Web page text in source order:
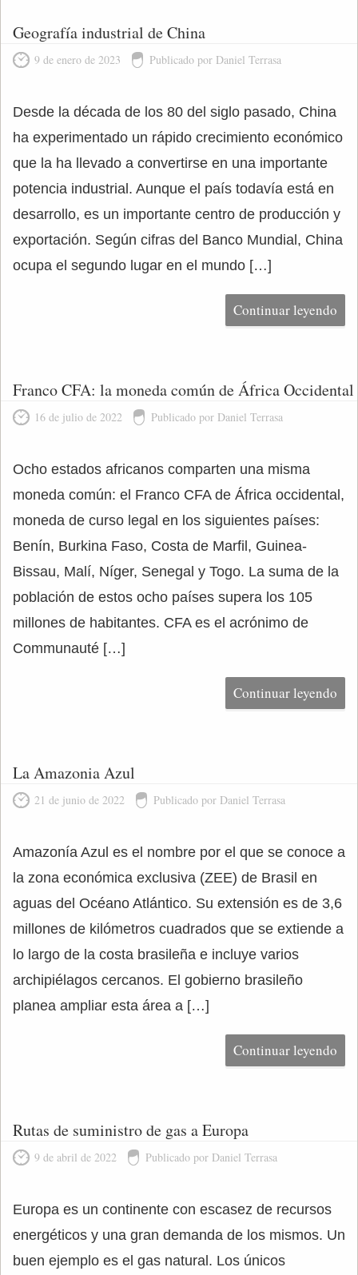
Geografía industrial de China
9 de enero de 2023 Publicado por Daniel Terrasa
Desde la década de los 80 del siglo pasado, China
ha experimentado un rápido crecimiento económico
que la ha llevado a convertirse en una importante
potencia industrial. Aunque el país todavía está en
desarrollo, es un importante centro de producción y
exportación. Según cifras del Banco Mundial, China
ocupa el segundo lugar en el mundo […]
Continuar leyendo
Franco CFA: la moneda común de África Occidental
16 de julio de 2022 Publicado por Daniel Terrasa
Ocho estados africanos comparten una misma
moneda común: el Franco CFA de África occidental,
moneda de curso legal en los siguientes países:
Benín, Burkina Faso, Costa de Marfil, Guinea-
Bissau, Malí, Níger, Senegal y Togo. La suma de la
población de estos ocho países supera los 105
millones de habitantes. CFA es el acrónimo de
Communauté […]
Continuar leyendo
La Amazonia Azul
21 de junio de 2022 Publicado por Daniel Terrasa
Amazonía Azul es el nombre por el que se conoce a
la zona económica exclusiva (ZEE) de Brasil en
aguas del Océano Atlántico. Su extensión es de 3,6
millones de kilómetros cuadrados que se extiende a
lo largo de la costa brasileña e incluye varios
archipiélagos cercanos. El gobierno brasileño
planea ampliar esta área a […]
Continuar leyendo
Rutas de suministro de gas a Europa
9 de abril de 2022 Publicado por Daniel Terrasa
Europa es un continente con escasez de recursos
energéticos y una gran demanda de los mismos. Un
buen ejemplo es el gas natural. Los únicos